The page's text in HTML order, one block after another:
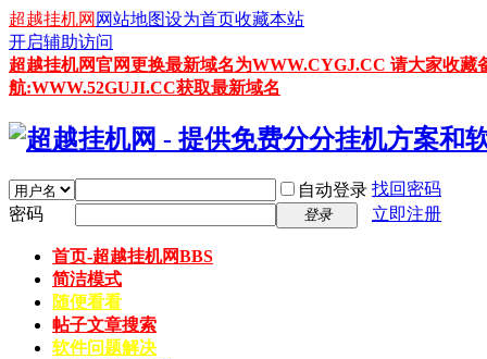
超越挂机网 网站地图设为首页收藏本站
开启辅助访问
超越挂机网官网更换最新域名为WWW.CYGJ.CC 请大家收
航:WWW.52GUJI.CC获取最新域名
自动登录 找回密码
密码
登录 立即注册
首页-超越挂机网BBS
简洁模式
随便看看
帖子文章搜索
软件问题解决